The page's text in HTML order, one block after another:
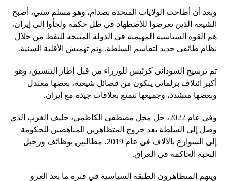
وبعد أن أطاحت الولايات المتحدة بصدام، وهو مسلم سني، أصبح
الشيعة الذين تعرضوا للاضطهاد في ظل حكمه ولجأوا إلى إيران،
هم القوة السياسية المهيمنة في الدولة المنتجة للنفط من خلال
نظام طائفي جديد لتقاسم السلطة. وتم تهميش الأقلية السنية.
تم ترشيح السوداني كرئيس للوزراء من قبل إطار التنسيق، وهو
أكبر ائتلاف برلماني يتكون من فصائل شيعية، بعضها معتدل
وبعضها متشدد، وجميعها تتمتع بعلاقات جيدة مع إيران.
وفي عام 2022، حل محل مصطفى الكاظمي، حليف الغرب الذي
وصل إلى السلطة بعد خروج المتظاهرين المناهضين للحكومة
إلى الشوارع بالآلاف في عام 2019، مطالبين بوظائف ورحيل
النخبة الحاكمة في العراق.
ويتهم المتظاهرون الطبقة السياسية في فترة ما بعد الغزو